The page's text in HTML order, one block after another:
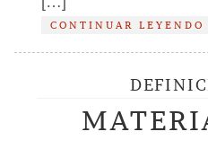
CONTINUAR LEYENDO